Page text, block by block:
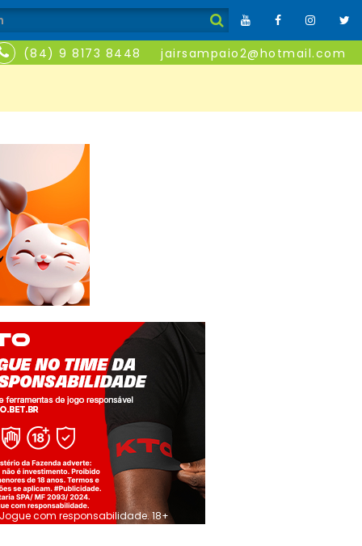
(84) 9 8173 8448 jairsampaio2@hotmail.com
Jogue com responsabilidade. 18+